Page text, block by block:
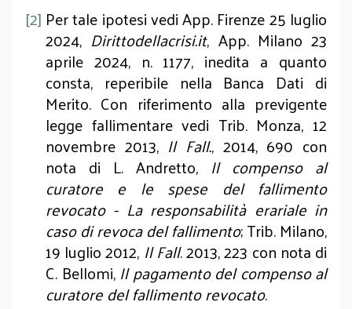
[2] Per tale ipotesi vedi App. Firenze 25 luglio
2024, Dirittodellacrisi.it, App. Milano 23
aprile 2024, n. 1177, inedita a quanto
consta, reperibile nella Banca Dati di
Merito. Con riferimento alla previgente
legge fallimentare vedi Trib. Monza, 12
novembre 2013, Il Fall., 2014, 690 con
nota di L. Andretto, Il compenso al
curatore e le spese del fallimento
revocato - La responsabilità erariale in
caso di revoca del fallimento; Trib. Milano,
19 luglio 2012, Il Fall. 2013, 223 con nota di
C. Bellomi,Il pagamento del compenso al
curatore del fallimento revocato.